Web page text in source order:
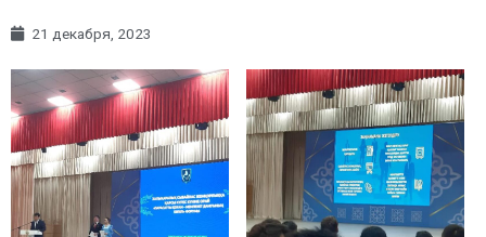
21 декабря, 2023